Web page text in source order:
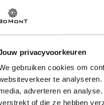
privacyvoorkeuren
gebruiken cookies om
te
adverteren en
of die ze hebben
is een stijlvolle dames
met U-hals en effen
voor een informele